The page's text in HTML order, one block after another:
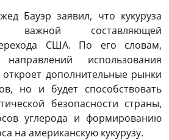
Бауэр заявил, что кукуруза
составляющей
США. По его словам,
использования
откроет дополнительные рынки
но и будет способствовать
безопасности страны,
углерода и формированию
на американскую кукурузу.